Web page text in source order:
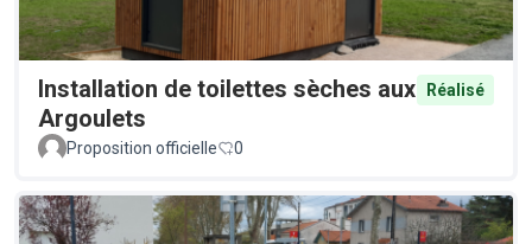
Installation de toilettes sèches aux
Argoulets
Réalisé
Proposition officielle 0